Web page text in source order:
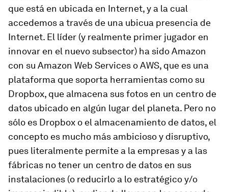
que está en ubicada en Internet, y a la cual
accedemos a través de una ubicua presencia de
Internet. El líder (y realmente primer jugador en
innovar en el nuevo subsector) ha sido Amazon
con su Amazon Web Services o AWS, que es una
plataforma que soporta herramientas como su
Dropbox, que almacena sus fotos en un centro de
datos ubicado en algún lugar del planeta. Pero no
sólo es Dropbox o el almacenamiento de datos, el
concepto es mucho más ambicioso y disruptivo,
pues literalmente permite a la empresas y a las
fábricas no tener un centro de datos en sus
instalaciones (o reducirlo a lo estratégico y/o